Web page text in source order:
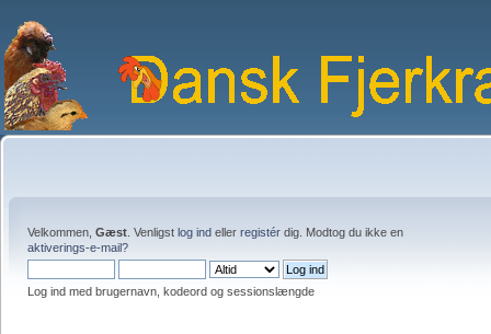
Velkommen, Gæst . Venligst log ind eller registér dig. Modtog du ikke en
aktiverings-e-mail?
Log ind med brugernavn, kodeord og sessionslængde